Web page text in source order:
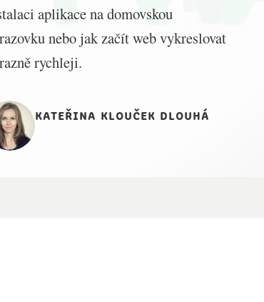
aplikace na domovskou
nebo jak začít web vykreslovat
rychleji.
kateřina klouček dlouhá